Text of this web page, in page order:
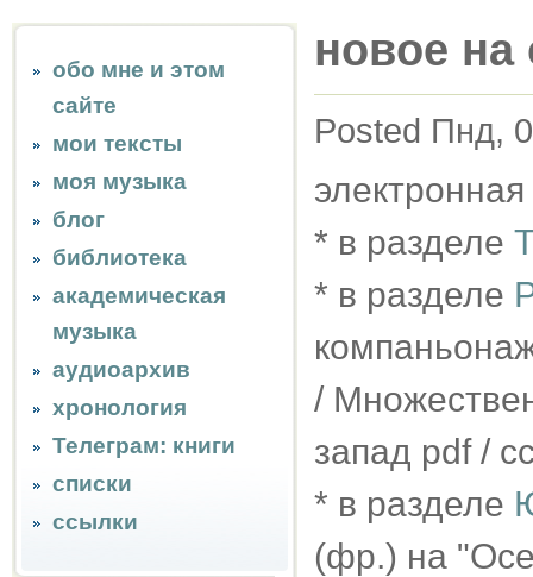
обо мне и этом
сайте
мои тексты
моя музыка
блог
библиотека
академическая
музыка
аудиоархив
хронология
Телеграм: книги
списки
ссылки
новое на
Posted Пнд,
* в разделе
* в разделе
/
запад pdf /
* в разделе
(фр.) на